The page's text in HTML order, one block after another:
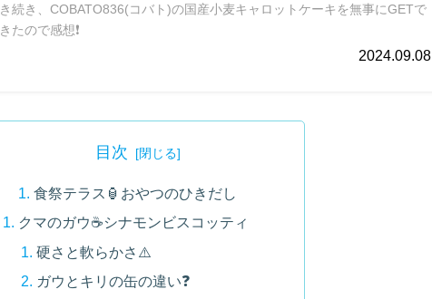
き続き、COBATO836(コバト)の国産小麦キャロットケーキを無事にGETで
きたので感想❗
2024.09.08
目次
食祭テラス🏮おやつのひきだし
クマのガウ☕シナモンビスコッティ
硬さと軟らかさ⚠️
ガウとキリの缶の違い❓